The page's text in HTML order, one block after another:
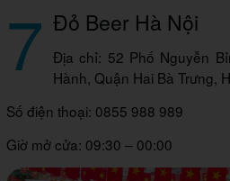
7 Đỏ Beer Hà Nội
Địa chỉ: 52 Phố Nguyễn
Hành, Quận Hai Bà Trưng,
Số điện thoại: 0855 988 989
Giờ mở cửa: 09:30 – 00:00